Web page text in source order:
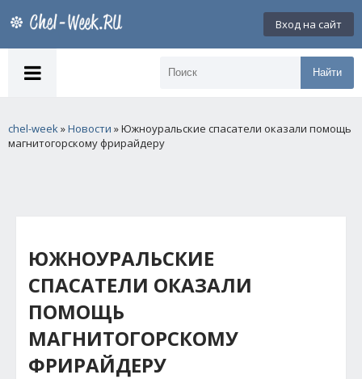
Вход на сайт
Найти
chel-week»Новости » Южноуральские спасатели оказали помощь
магнитогорскому фрирайдеру
ЮЖНОУРАЛЬСКИЕ
СПАСАТЕЛИ ОКАЗАЛИ
ПОМОЩЬ
МАГНИТОГОРСКОМУ
ФРИРАЙДЕРУ